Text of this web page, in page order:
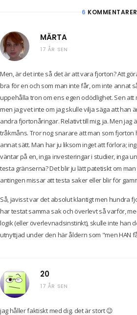
6 KOMMENTARER
MÄRTA
17 ÅR SEN
Men, är det inte så det är att vara fjorton? Att
bra för en och som man inte får, om inte annat
uppehålla tron om ens egen odödlighet. Sen
men jag vet inte om jag skulle vilja säga att han
andra fjortonåringar. Relativt till mig, ja. Men jag
tråkmåns. Tror nog snarare att man som
annat sätt. Man har ju liksom inget att förlora;
väntar på en, inga investeringar i studier, inga
testa gränserna? Det blir ju lätt patetiskt om
antingen missar att testa saker eller blir för
Så, javisst var det absolut klantigt men hundra
har testat samma sak och överlevt så varför,
logik (eller överlevnadsinstinkt), skulle inte han
utnyttjad under den här åldern som "men HAN
20
17 ÅR SEN
jag håller faktiskt med dig. det är stort 😉